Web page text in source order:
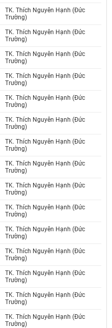
TK. Thích Nguyên Hạnh (Đức
Trường)
TK. Thích Nguyên Hạnh (Đức
Trường)
TK. Thích Nguyên Hạnh (Đức
Trường)
TK. Thích Nguyên Hạnh (Đức
Trường)
TK. Thích Nguyên Hạnh (Đức
Trường)
TK. Thích Nguyên Hạnh (Đức
Trường)
TK. Thích Nguyên Hạnh (Đức
Trường)
TK. Thích Nguyên Hạnh (Đức
Trường)
TK. Thích Nguyên Hạnh (Đức
Trường)
TK. Thích Nguyên Hạnh (Đức
Trường)
TK. Thích Nguyên Hạnh (Đức
Trường)
TK. Thích Nguyên Hạnh (Đức
Trường)
TK. Thích Nguyên Hạnh (Đức
Trường)
TK. Thích Nguyên Hạnh (Đức
Trường)
TK. Thích Nguyên Hạnh (Đức
Trường)